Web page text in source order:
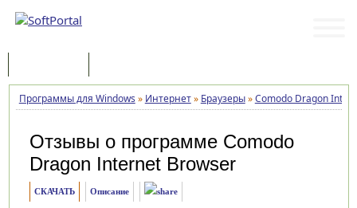
Программы для Windows » Интернет» Браузеры»Comodo Dragon
Отзывы о программе Comodo
Dragon Internet Browser
СКАЧАТЬ Описание